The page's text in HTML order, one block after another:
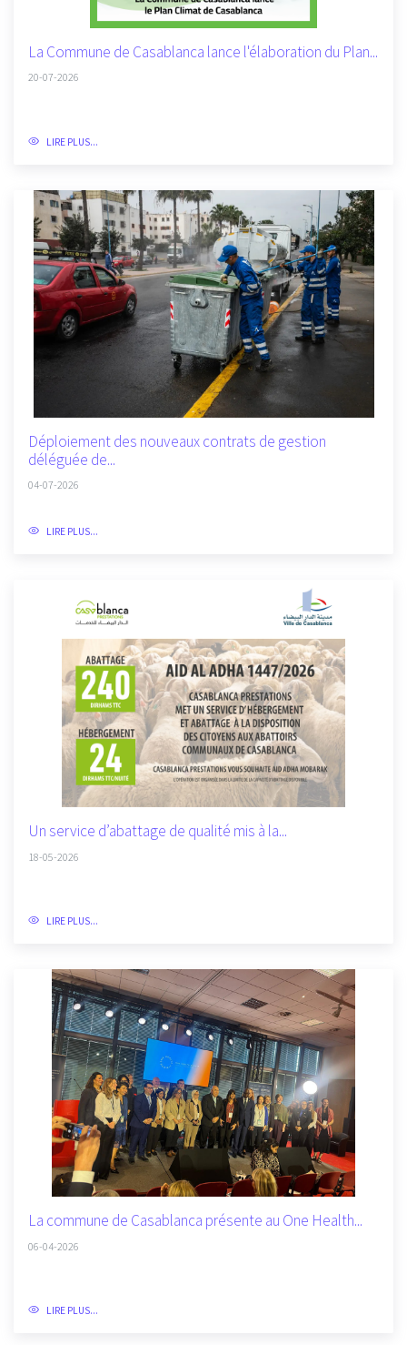
La Commune de Casablanca lance l'élaboration du Plan...
20-07-2026
LIRE PLUS...
Déploiement des nouveaux contrats de gestion
déléguée de...
04-07-2026
LIRE PLUS...
Un service d’abattage de qualité mis à la...
18-05-2026
LIRE PLUS...
La commune de Casablanca présente au One Health...
06-04-2026
LIRE PLUS...